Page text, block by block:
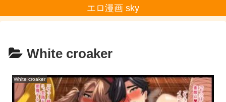
エロ漫画 sky
White croaker
White croaker